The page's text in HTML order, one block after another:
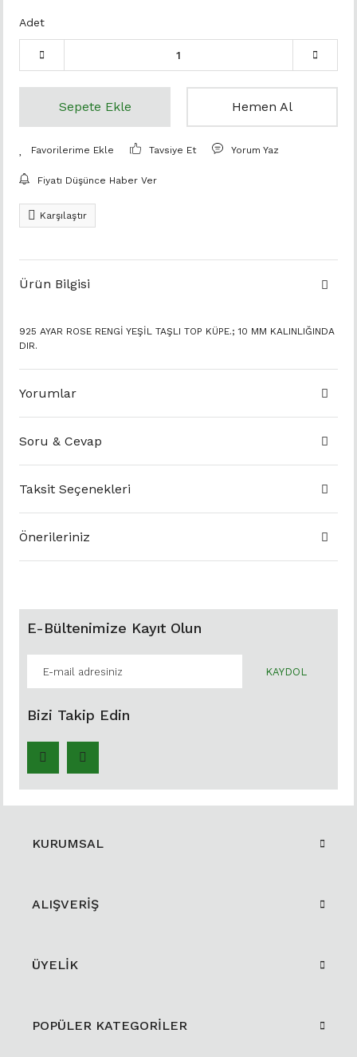
Adet
Sepete Ekle Hemen Al
Tavsiye Et Yorum Yaz
Fiyatı Düşünce Haber Ver
Karşılaştır
Ürün Bilgisi
925 AYAR ROSE RENGİ YEŞİL TAŞLI TOP KÜPE.; 10 MM KALINLIĞINDA
DIR.
Yorumlar
Soru & Cevap
Taksit Seçenekleri
Önerileriniz
E-Bültenimize Kayıt Olun
KAYDOL
Bizi Takip Edin
KURUMSAL
ALIŞVERİŞ
ÜYELİK
POPÜLER KATEGORİLER